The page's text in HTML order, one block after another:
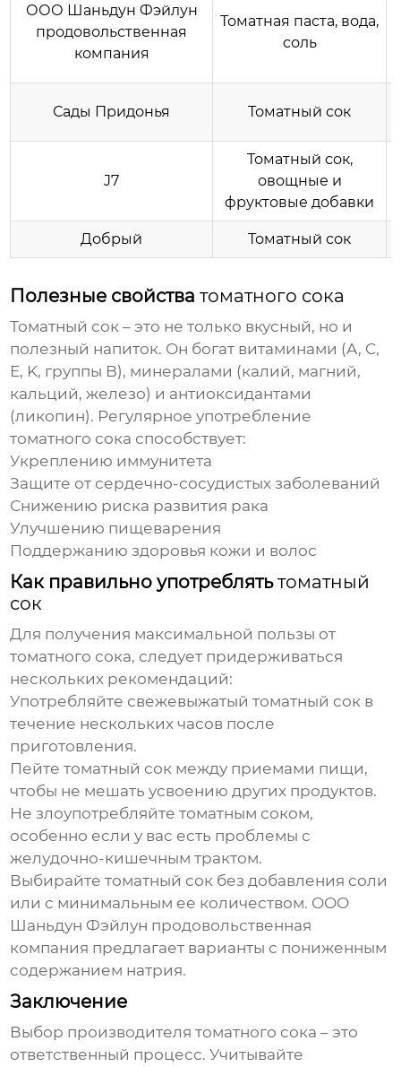
ООО Шаньдун Фэйлун
продовольственная
компания
Томатная паста, вода,
соль
Сады Придонья Томатный сок
J7
Томатный сок,
овощные и
фруктовые добавки
Добрый Томатный сок
Полезные свойстватоматного сока
Томатный сок – это не только вкусный, но и
полезный напиток. Он богат витаминами (A, C,
E, K, группы B), минералами (калий, магний,
кальций, железо) и антиоксидантами
(ликопин). Регулярное употребление
томатного сока способствует:
Укреплению иммунитета
Защите от сердечно-сосудистых заболеваний
Снижению риска развития рака
Улучшению пищеварения
Поддержанию здоровья кожи и волос
Как правильно употреблятьтоматный
сок
Для получения максимальной пользы от
томатного сока, следует придерживаться
нескольких рекомендаций:
Употребляйте свежевыжатыйтоматный сок в
течение нескольких часов после
приготовления.
Пейтетоматный сок между приемами пищи,
чтобы не мешать усвоению других продуктов.
Не злоупотребляйтетоматным соком,
особенно если у вас есть проблемы с
желудочно-кишечным трактом.
Выбирайтетоматный сок без добавления соли
или с минимальным ее количеством. ООО
Шаньдун Фэйлун продовольственная
компания предлагает варианты с пониженным
содержанием натрия.
Заключение
Выбор производителя томатного сока – это
ответственный процесс. Учитывайте